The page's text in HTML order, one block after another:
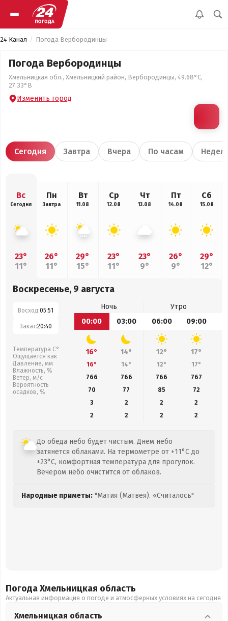
24 Канал Погода Вербородинцы
Погода Вербородинцы
Хмельницкая обл., Хмельницкий район, Вербородинцы, 49.68°С,
27.33°В
Изменить город
Сегодня Завтра Вчера По часам
Вс
Сегодня
23°
11°
Пн
Завтра
26°
11°
Вт
11.08
29°
15°
Ср
12.08
23°
11°
Чт
13.08
23°
9°
Пт
14.08
26°
9°
Сб
15.08
29°
12°
Воскресенье, 9 августа
Восход:05:51
Закат:20:40
Температура С°
Ощущается как
Давление, мм
Влажность, %
Ветер, м/с
Вероятность
осадков, %
Ночь
Утро
00:00
03:00 06:00 09:00
16° 14° 12° 17°
16° 14° 12° 17°
766
766 766 767
70
77 85
72
3
2 2
2
2
2 2 2
До обеда небо будет чистым. Днем небо
затянется облаками. На термометре от +11°C до
+23°C, комфортная температура для прогулок.
Вечером небо очистится от облаков.
Народные приметы: "Матия (Матвея). «Считалось"
Погода Хмельницкая область
Актуальная информация о погоде и атмосферных условиях на сегодня
Хмельницкая область